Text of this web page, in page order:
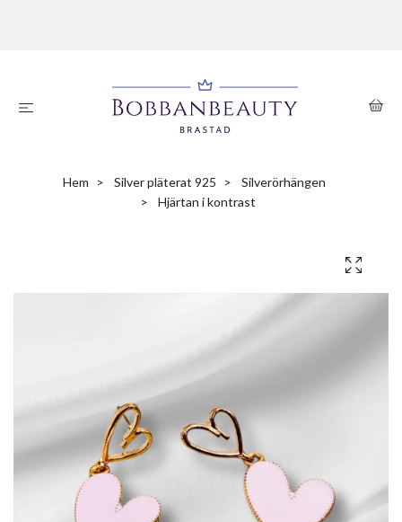
Hem Silver pläterat 925
Silverörhängen
Hjärtan i kontrast